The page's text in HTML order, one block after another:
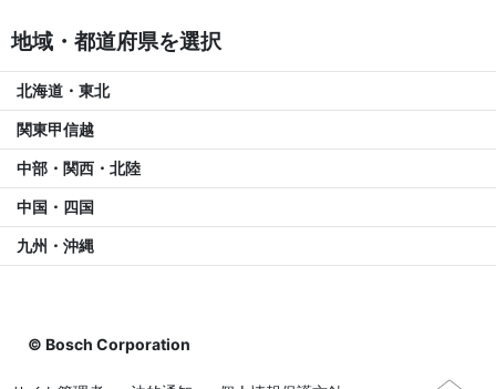
地域・都道府県を選択
北海道・東北
関東甲信越
中部・関西・北陸
中国・四国
九州・沖縄
© Bosch Corporation